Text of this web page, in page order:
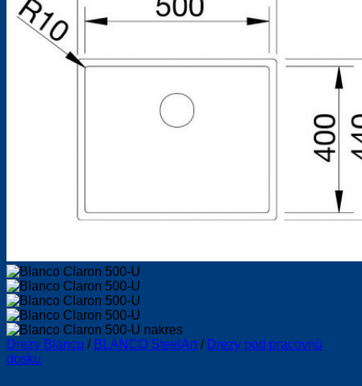
Drezy Blanco / BLANCO SteelArt / Drezy pod pracovnú
dosku